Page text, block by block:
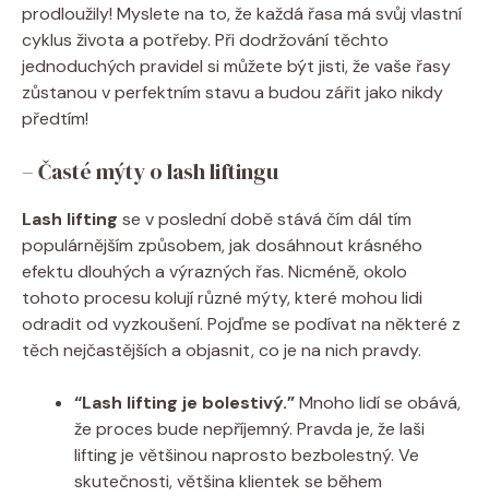
prodloužily! Myslete na to, že každá řasa má svůj vlastní
cyklus života a potřeby. Při dodržování těchto
jednoduchých pravidel si můžete být jisti, že vaše řasy
zůstanou v perfektním stavu a budou zářit jako nikdy
předtím!
– Časté mýty o lash liftingu
Lash lifting se v poslední době stává čím dál tím
populárnějším způsobem, jak dosáhnout krásného
efektu dlouhých a výrazných řas. Nicméně, okolo
tohoto procesu kolují různé mýty, které mohou lidi
odradit od vyzkoušení. Pojďme se podívat na některé z
těch nejčastějších a objasnit, co je na nich pravdy.
“Lash lifting je bolestivý.”Mnoho lidí se obává,
že proces bude nepříjemný. Pravda je, že laši
lifting je většinou naprosto bezbolestný. Ve
skutečnosti, většina klientek se během